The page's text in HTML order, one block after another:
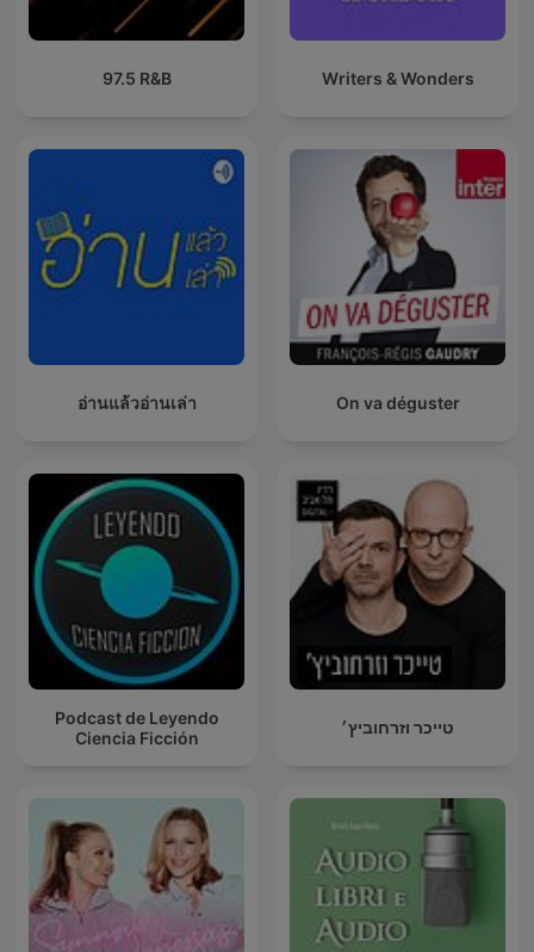
97.5 R&B Writers & Wonders
อ่านแล้วอ่านเล่า On va déguster
Podcast de Leyendo
Ciencia Ficción
טייכר וזרחוביץ׳